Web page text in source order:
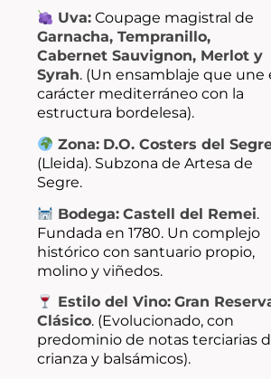
Uva:Coupage magistral de
Garnacha, Tempranillo,
Cabernet Sauvignon, Merlot y
Syrah. (Un ensamblaje que une
carácter mediterráneo con la
estructura bordelesa).
Zona: D.O. Costers del
(Lleida). Subzona de Artesa de
Segre.
Bodega: Castell del Remei.
Fundada en 1780. Un complejo
histórico con santuario propio,
molino y viñedos.
Estilo del Vino: Gran
Clásico. (Evolucionado, con
predominio de notas terciarias
crianza y balsámicos).